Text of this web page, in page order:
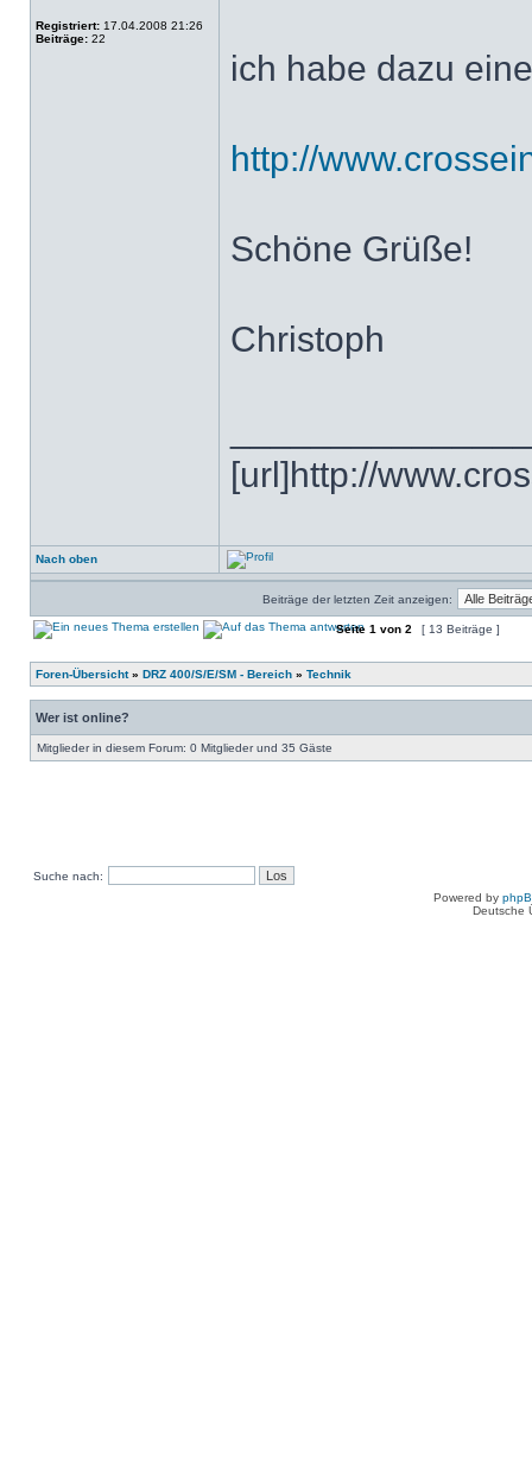
Registriert: 17.04.2008 21:26
Beiträge: 22
ich habe dazu
http://
Schöne Grüße!
Christoph
[url]http://
Nach oben
Beiträge der letzten Zeit anzeigen:
Seite 1 von 2 [ 13 Beiträge ]
Foren-Übersicht» DRZ 400/S/E/SM - Bereich » Technik
Wer ist online?
Mitglieder in diesem Forum: 0 Mitglieder und 35 Gäste
Suche nach:
Powered by
Deutsche